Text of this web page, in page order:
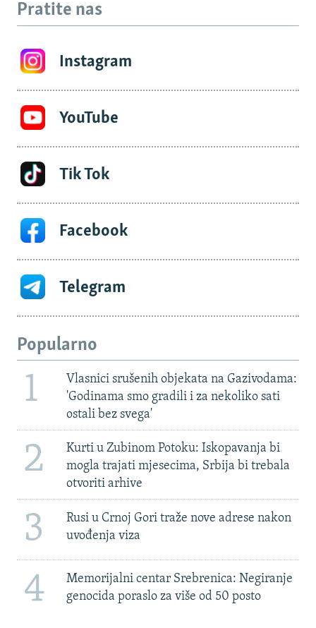
Pratite nas
Instagram
YouTube
Tik Tok
Facebook
Telegram
Popularno
1
Vlasnici srušenih objekata na Gazivodama:
'Godinama smo gradili i za nekoliko sati
ostali bez svega'
2
Kurti u Zubinom Potoku: Iskopavanja bi
mogla trajati mjesecima, Srbija bi trebala
otvoriti arhive
3
Rusi u Crnoj Gori traže nove adrese nakon
uvođenja viza
4
Memorijalni centar Srebrenica: Negiranje
genocida poraslo za više od 50 posto